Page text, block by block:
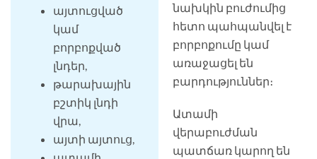
այտուցված
կամ
բորբոքված
լնդեր,
թարախային
բշտիկ լնդի
վրա,
այտի այտուց,
նախկին բուժումից
հետո պահպանվել է
բորբոքումը կամ
առաջացել են
բարդություններ։
Ատամի
վերաբուժման
պատճառ կարող են